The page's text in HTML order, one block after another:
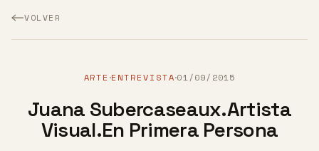
VOLVER
ARTE ·ENTREVISTA·01/09/2015
Juana Subercaseaux.Artista
Visual.En Primera Persona